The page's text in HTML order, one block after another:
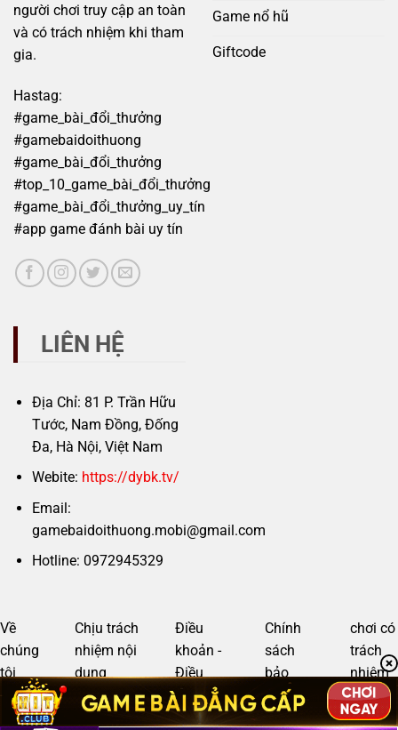
người chơi truy cập an toàn
và có trách nhiệm khi tham
gia.
Hastag:
#game_bài_đổi_thưởng
#gamebaidoithuong
#game_bài_đổi_thưởng
#top_10_game_bài_đổi_thưởng
#game_bài_đổi_thưởng_uy_tín
#app game đánh bài uy tín
Game nổ hũ
Giftcode
LIÊN HỆ
Địa Chỉ: 81 P. Trần Hữu
Tước, Nam Đồng, Đống
Đa, Hà Nội, Việt Nam
Webite: https://dybk.tv/
Email:
gamebaidoithuong.mobi@gmail.com
Hotline: 0972945329
Về
chúng
tôi
Chịu trách
nhiệm nội
dung
Điều
khoản -
Điều
kiện
Chính
sách
bảo
mật
chơi có
trách
nhiệm